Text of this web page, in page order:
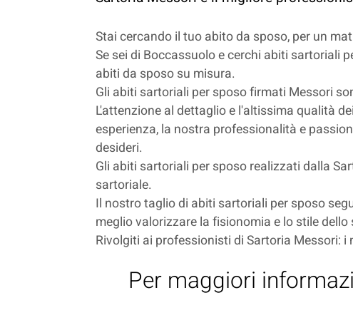
Stai cercando il tuo abito da sposo, per un
Se sei di Boccassuolo e cerchi abiti sartoriali
abiti da sposo su misura.
Gli abiti sartoriali per sposo firmati Messori
L'attenzione al dettaglio e l'altissima qualità
esperienza, la nostra professionalità e
desideri.
Gli abiti sartoriali per sposo realizzati dalla
sartoriale.
Il nostro taglio di abiti sartoriali per sposo
meglio valorizzare la fisionomia e lo stile dello
Rivolgiti ai professionisti di Sartoria Messori:
Per maggiori